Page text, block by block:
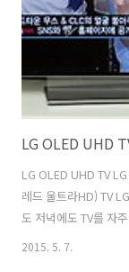
할 때 걱정을..
LG OLED UHD
LG OLED UHD TV
레드 울트라HD) TV
도 저녁에도 TV를 자
컨텐츠를 좀 더 재미
2015. 5. 7.